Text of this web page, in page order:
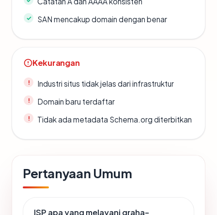
SAN mencakup domain dengan benar
Kekurangan
Industri situs tidak jelas dari infrastruktur
Domain baru terdaftar
Tidak ada metadata Schema.org diterbitkan
Pertanyaan Umum
ISP apa yang melayani graha-